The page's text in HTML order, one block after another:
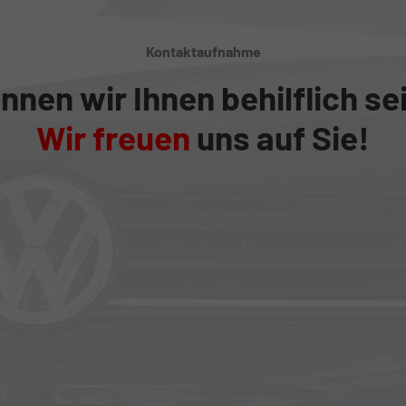
Kontaktaufnahme
wir Ihnen behilflich
Wir freuen uns auf Sie!